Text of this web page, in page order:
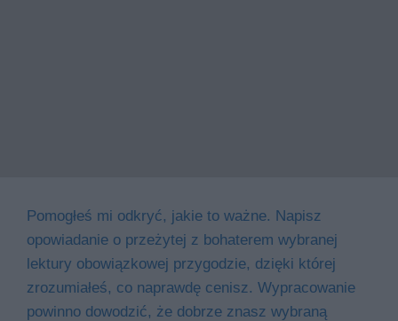
Pomogłeś mi odkryć, jakie to ważne. Napisz
opowiadanie o przeżytej z bohaterem wybranej
lektury obowiązkowej przygodzie, dzięki której
zrozumiałeś, co naprawdę cenisz. Wypracowanie
powinno dowodzić, że dobrze znasz wybraną